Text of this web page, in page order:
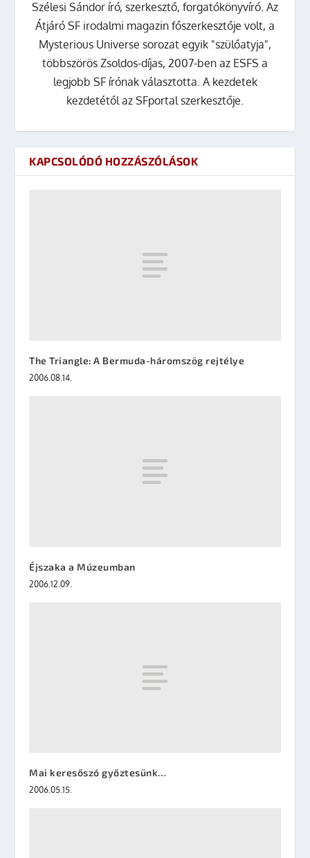
Szélesi Sándor író, szerkesztő, forgatókönyvíró. Az
Átjáró SF irodalmi magazin főszerkesztője volt, a
Mysterious Universe sorozat egyik "szülőatyja",
többszörös Zsoldos-díjas, 2007-ben az ESFS a
legjobb SF írónak választotta. A kezdetek
kezdetétől az SFportal szerkesztője.
KAPCSOLÓDÓ HOZZÁSZÓLÁSOK
The Triangle: A Bermuda-háromszög rejtélye
2006.08.14.
Éjszaka a Múzeumban
2006.12.09.
Mai keresőszó győztesünk…
2006.05.15.